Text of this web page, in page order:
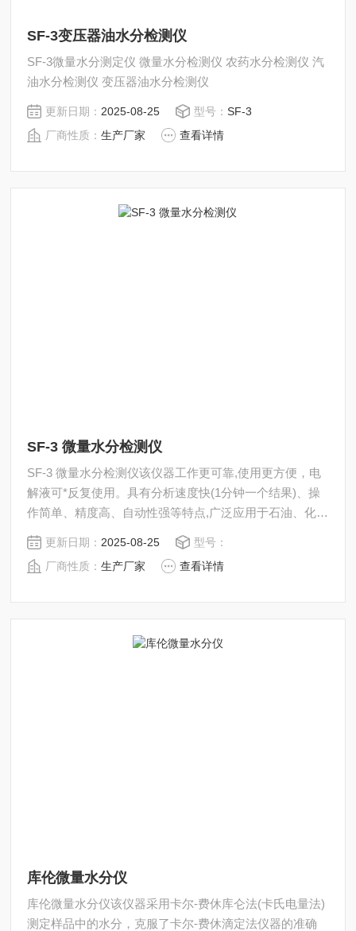
SF-3变压器油水分检测仪
SF-3微量水分测定仪 微量水分检测仪 农药水分检测仪 汽
油水分检测仪 变压器油水分检测仪
更新日期： 2025-08-25 型号：SF-3
厂商性质：生产厂家 查看详情
SF-3 微量水分检测仪
SF-3 微量水分检测仪该仪器工作更可靠,使用更方便，电
解液可*反复使用。具有分析速度快(1分钟一个结果)、操
作简单、精度高、自动性强等特点,广泛应用于石油、化
工、电力、铁路、农药、医药、环保以及塑胶粒子等行业
的水分测定.
更新日期： 2025-08-25
型号：
厂商性质：生产厂家 查看详情
库伦微量水分仪
库伦微量水分仪该仪器采用卡尔-费休库仑法(卡氏电量法)
测定样品中的水分，克服了卡尔-费休滴定法仪器的准确